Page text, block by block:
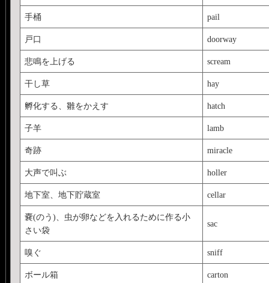
手桶 pail
戸口 doorway
悲鳴を上げる scream
干し草 hay
孵化する、雛をかえす hatch
子羊 lamb
奇跡 miracle
大声で叫ぶ holler
地下室、地下貯蔵室 cellar
嚢(のう)、虫が卵などを入れるために作る小
さい袋
sac
嗅ぐ sniff
ボール箱 carton